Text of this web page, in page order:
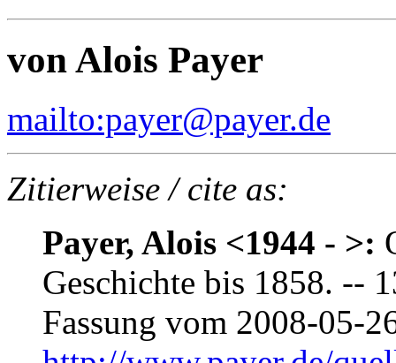
von Alois Payer
mailto:payer@payer.de
Zitierweise / cite as:
Payer, Alois <1944 - >:
Geschichte bis 1858. --
Fassung vom 2008-05-